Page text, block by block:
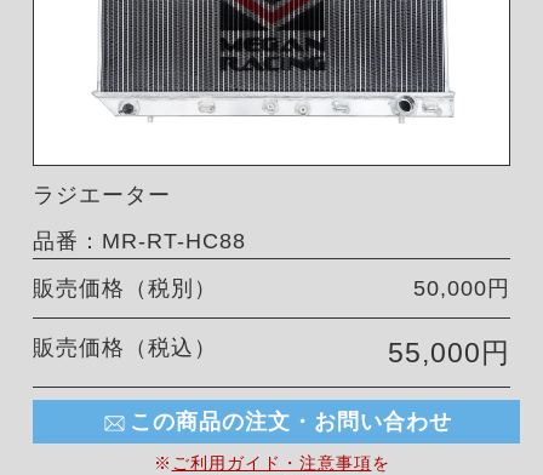
ラジエーター
品番：MR-RT-HC88
販売価格（税別）
50,000円
販売価格（税込） 55,000円
この商品の注文・お問い合わせ
※ ご利用ガイド・注意事項を